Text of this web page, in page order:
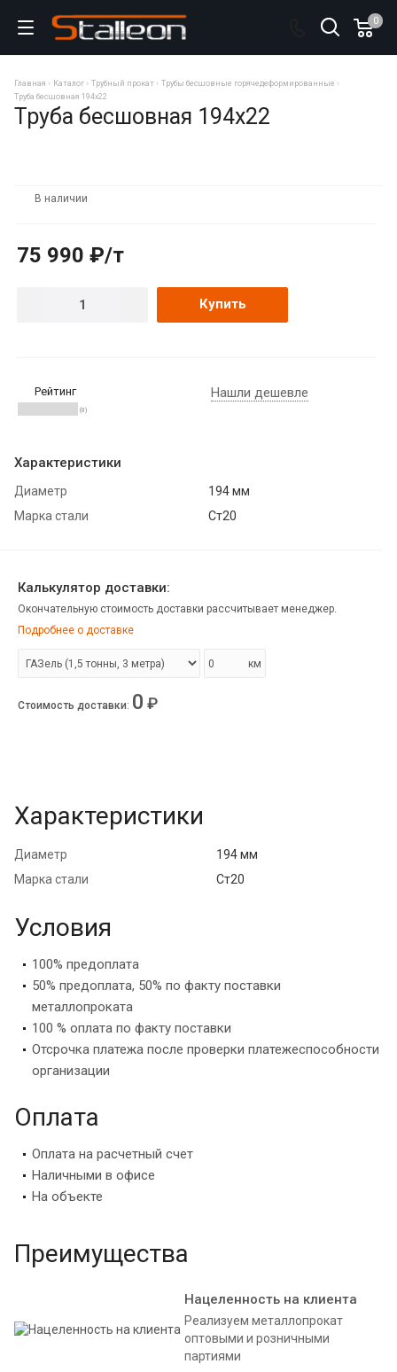
0
Главная Каталог Трубный прокат
Трубы бесшовные горячедеформированные
Труба бесшовная 194х22
Труба бесшовная 194х22
В наличии
75 990 ₽/т
Купить
Рейтинг
(0)
Нашли дешевле
Характеристики
Диаметр
194 мм
Марка стали
Ст20
Калькулятор доставки:
Окончательную стоимость доставки рассчитывает менеджер.
Подробнее о доставке
км
Стоимость доставки: 0 ₽
Характеристики
Диаметр
194 мм
Марка стали
Ст20
Условия
100% предоплата
50% предоплата, 50% по факту поставки
металлопроката
100 % оплата по факту поставки
Отсрочка платежа после проверки платежеспособности
организации
Оплата
Оплата на расчетный счет
Наличными в офисе
На объекте
Преимущества
Нацеленность на клиента
Реализуем металлопрокат
оптовыми и розничными
партиями